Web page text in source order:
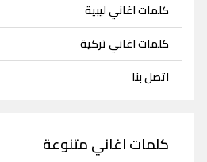
كلمات اغاني ليبية
كلمات اغاني تركية
اتصل بنا
كلمات اغاني متنوعة